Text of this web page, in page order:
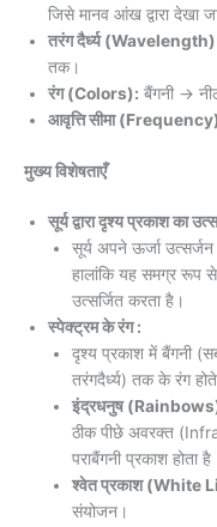
जिसे मानव आंख द्वारा देखा
तरंग दैर्ध्य
तक।
रंग (Colors): बैंगनी →
आवृत्ति सीमा
मुख्य विशेषताएँ
सूर्य द्वारा दृश्य प्रकाश का
सूर्य अपने ऊर्जा
हालांकि यह समग्र रूप
उत्सर्जित करता है।
स्पेक्ट्रम के रंग :
दृश्य प्रकाश में बैंगनी
तरंगदैर्ध्य) तक के रंग
इंद्रधनुष
ठीक पीछे अवरक्त
पराबैंगनी प्रकाश होता है।
श्वेत प्रकाश (White
संयोजन।